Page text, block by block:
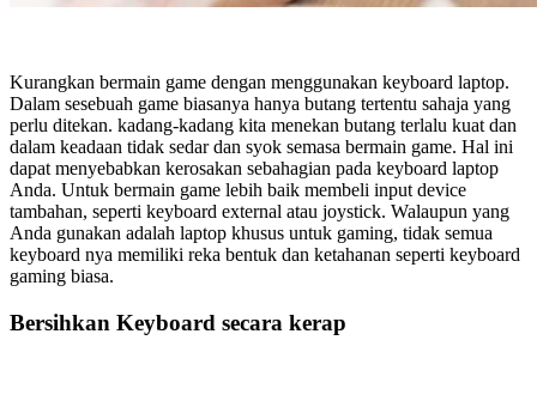
Kurangkan bermain game dengan menggunakan keyboard laptop.
Dalam sesebuah game biasanya hanya butang tertentu sahaja yang
perlu ditekan. kadang-kadang kita menekan butang terlalu kuat dan
dalam keadaan tidak sedar dan syok semasa bermain game. Hal ini
dapat menyebabkan kerosakan sebahagian pada keyboard laptop
Anda. Untuk bermain game lebih baik membeli input device
tambahan, seperti keyboard external atau joystick. Walaupun yang
Anda gunakan adalah laptop khusus untuk gaming, tidak semua
keyboard nya memiliki reka bentuk dan ketahanan seperti keyboard
gaming biasa.
Bersihkan Keyboard secara kerap